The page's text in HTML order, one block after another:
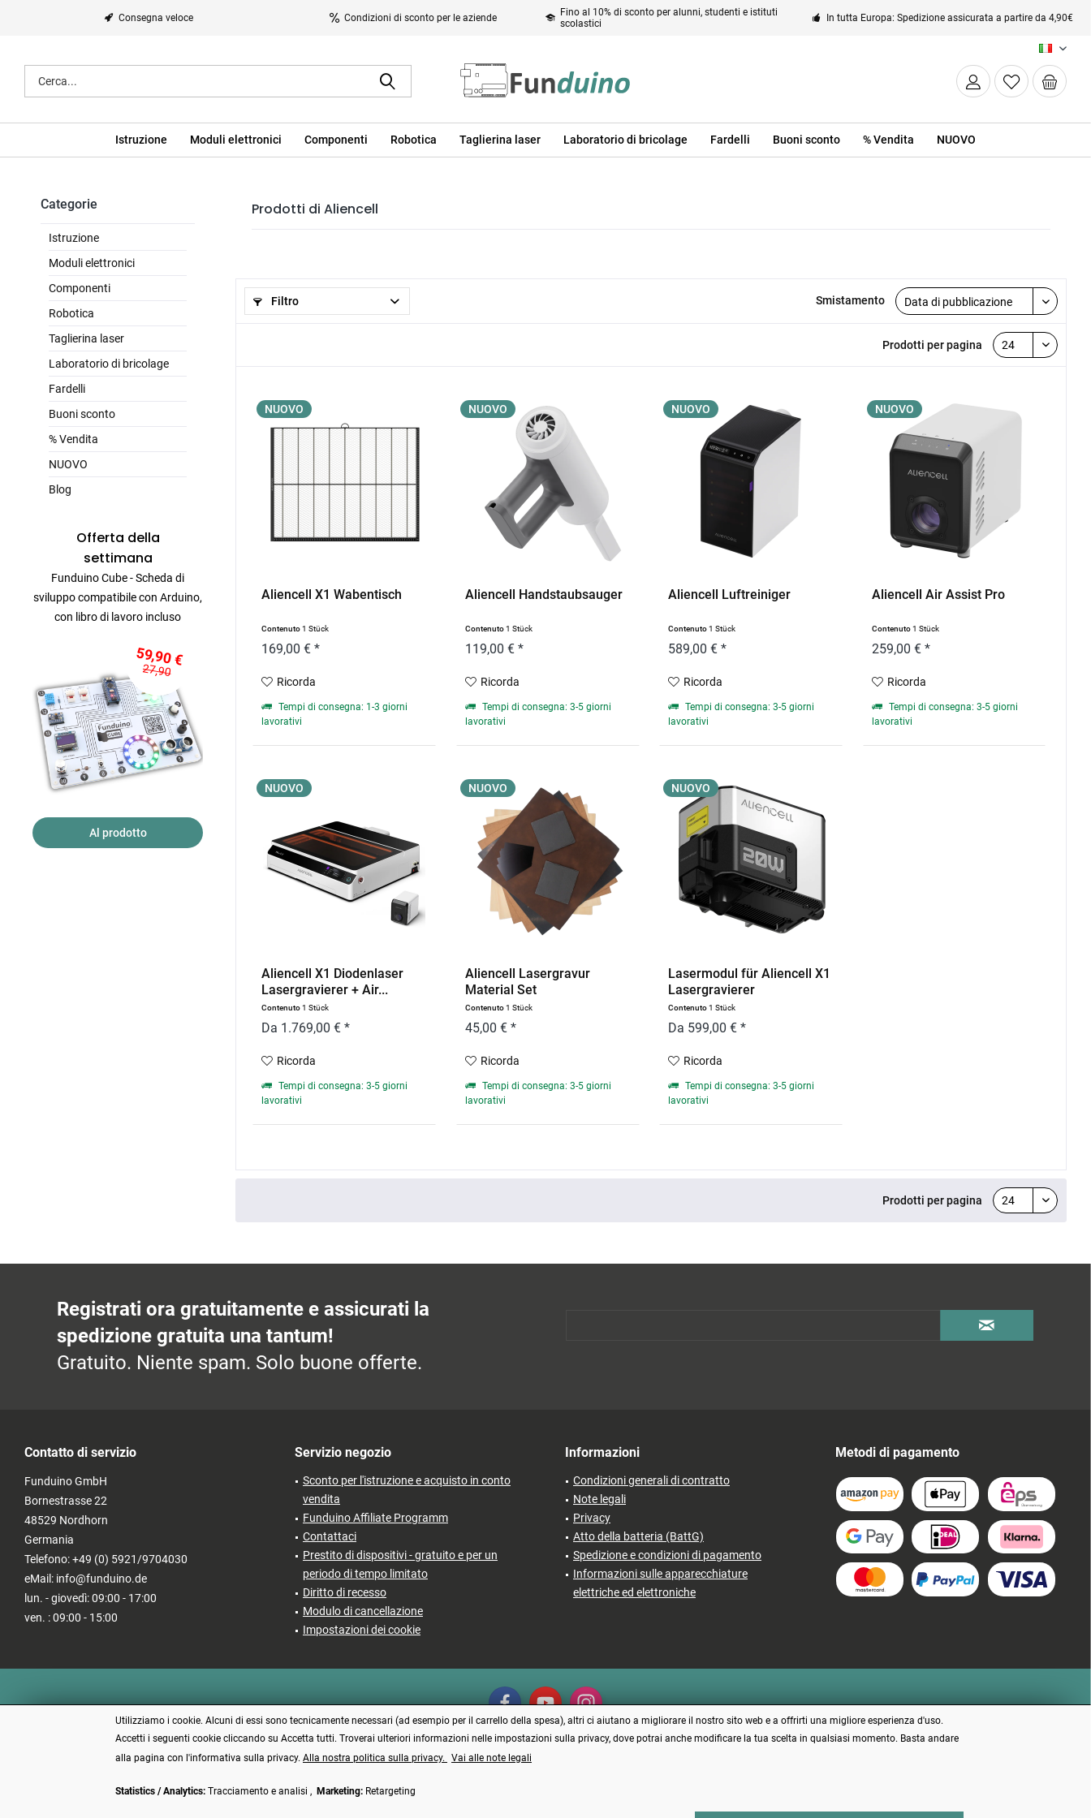
Consegna veloce Condizioni di sconto per le aziende
Fino al 10% di sconto per alunni, studenti e istituti
scolastici
In tutta Europa: Spedizione assicurata a partire da 4,90€
IT
Istruzione Moduli elettronici Componenti Robotica Taglierina laser Laboratorio di bricolage Fardelli Buoni sconto % Vendita NUOVO
Categorie
Istruzione
Moduli elettronici
Componenti
Robotica
Taglierina laser
Laboratorio di bricolage
Fardelli
Buoni sconto
% Vendita
NUOVO
Blog
Offerta della
settimana
Funduino Cube - Scheda di
sviluppo compatibile con Arduino,
con libro di lavoro incluso
59,90 €
27,90
Al prodotto
Prodotti di Aliencell
Filtro Smistamento
Prodotti per pagina
NUOVO
Aliencell X1 Wabentisch
Contenuto1 Stück
169,00 € *
Ricorda
Tempi di consegna: 1-3 giorni
lavorativi
NUOVO
Aliencell Handstaubsauger
Contenuto1 Stück
119,00 € *
Ricorda
Tempi di consegna: 3-5 giorni
lavorativi
NUOVO
Aliencell Luftreiniger
Contenuto1 Stück
589,00 € *
Ricorda
Tempi di consegna: 3-5 giorni
lavorativi
NUOVO
Aliencell Air Assist Pro
Contenuto1 Stück
259,00 € *
Ricorda
Tempi di consegna: 3-5 giorni
lavorativi
NUOVO
Aliencell X1 Diodenlaser
Lasergravierer + Air...
Contenuto1 Stück
Da 1.769,00 € *
Ricorda
Tempi di consegna: 3-5 giorni
lavorativi
NUOVO
Aliencell Lasergravur
Material Set
Contenuto1 Stück
45,00 € *
Ricorda
Tempi di consegna: 3-5 giorni
lavorativi
NUOVO
Lasermodul für Aliencell X1
Lasergravierer
Contenuto1 Stück
Da 599,00 € *
Ricorda
Tempi di consegna: 3-5 giorni
lavorativi
Prodotti per pagina
Registrati ora gratuitamente e assicurati la
spedizione gratuita una tantum!
Gratuito. Niente spam. Solo buone offerte.
Contatto di servizio
Funduino GmbH
Bornestrasse 22
48529 Nordhorn
Germania
Telefono: +49 (0) 5921/9704030
eMail: info@funduino.de
lun. - giovedì: 09:00 - 17:00
ven. : 09:00 - 15:00
Servizio negozio
Sconto per l'istruzione e acquisto in conto
vendita
Funduino Affiliate Programm
Contattaci
Prestito di dispositivi - gratuito e per un
periodo di tempo limitato
Diritto di recesso
Modulo di cancellazione
Impostazioni dei cookie
Informazioni
Condizioni generali di contratto
Note legali
Privacy
Atto della batteria (BattG)
Spedizione e condizioni di pagamento
Informazioni sulle apparecchiature
elettriche ed elettroniche
Metodi di pagamento
* Tutti i prezzi incl. IVA più
Utilizziamo i cookie. Alcuni di essi sono tecnicamente necessari (ad esempio per il carrello della spesa), altri ci aiutano a migliorare il nostro sito web e a offrirti una migliore esperienza d'uso.
Accetti i seguenti cookie cliccando su Accetta tutti. Troverai ulteriori informazioni nelle impostazioni sulla privacy, dove potrai anche modificare la tua scelta in qualsiasi momento. Basta andare
alla pagina con l'informativa sulla privacy. Alla nostra politica sulla privacy. Vai alle note legali
Statistics / Analytics: Tracciamento e analisi , Marketing: Retargeting